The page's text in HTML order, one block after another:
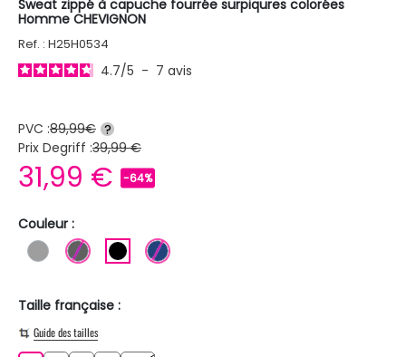
Sweat zippé à capuche fourrée surpiqures colorées
Homme CHEVIGNON
Ref. : H25H0534
4.7/5 - 7 avis
PVC :89,99€ ?
Prix Degriff :39,99 €
31,99 € -64%
Couleur :
GRIS GRIS FONCE
NOIR BLEU FONCE
Taille française :
Guide des tailles